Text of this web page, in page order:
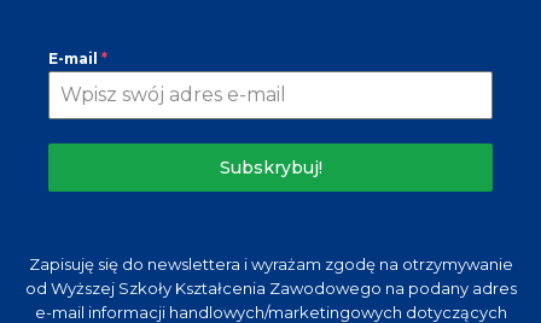
E-mail *
Subskrybuj!
Zapisuję się do newslettera i wyrażam zgodę na otrzymywanie
od Wyższej Szkoły Kształcenia Zawodowego na podany adres
e-mail informacji handlowych/marketingowych dotyczących